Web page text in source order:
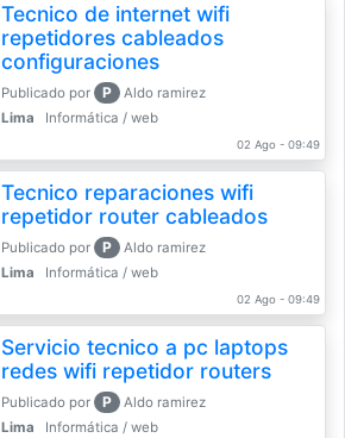
Tecnico de internet wifi
repetidores cableados
configuraciones
Publicado por P
Aldo ramirez
Lima
Informática / web
02 Ago - 09:49
Tecnico reparaciones wifi
repetidor router cableados
Publicado por P
Aldo ramirez
Lima
Informática / web
02 Ago - 09:49
Servicio tecnico a pc laptops
redes wifi repetidor routers
Publicado por P
Aldo ramirez
Lima
Informática / web